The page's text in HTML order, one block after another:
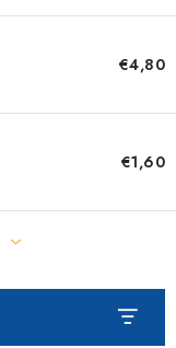
€4,80
€1,60